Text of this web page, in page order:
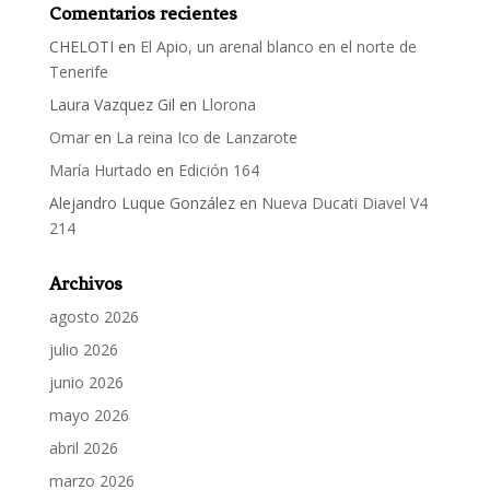
Comentarios recientes
CHELOTI en El Apio, un arenal blanco en el norte de
Tenerife
Laura Vazquez Gil en Llorona
Omaren La reina Ico de Lanzarote
María Hurtado en Edición 164
Alejandro Luque Gonzálezen Nueva Ducati Diavel V4
214
Archivos
agosto 2026
julio 2026
junio 2026
mayo 2026
abril 2026
marzo 2026